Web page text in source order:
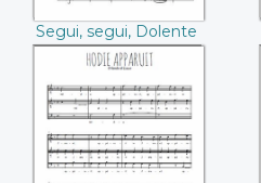
Segui, segui, Dolente
core (Andrea
Falconieri)
Hodie apparuit
(Roland de Lassus)